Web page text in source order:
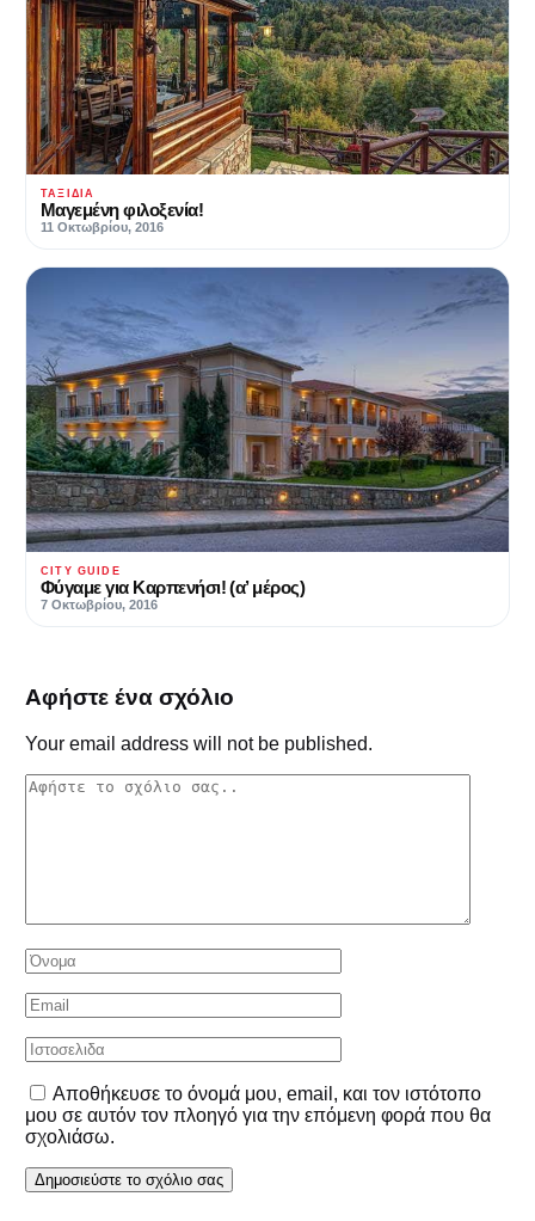
ΤΑΞΊΔΙΑ
Μαγεμένη φιλοξενία!
11 Οκτωβρίου, 2016
CITY GUIDE
Φύγαμε για Καρπενήσι! (α’ μέρος)
7 Οκτωβρίου, 2016
Αφήστε ένα σχόλιο
Your email address will not be published.
Αποθήκευσε το όνομά μου, email, και τον ιστότοπο
μου σε αυτόν τον πλοηγό για την επόμενη φορά που θα
σχολιάσω.